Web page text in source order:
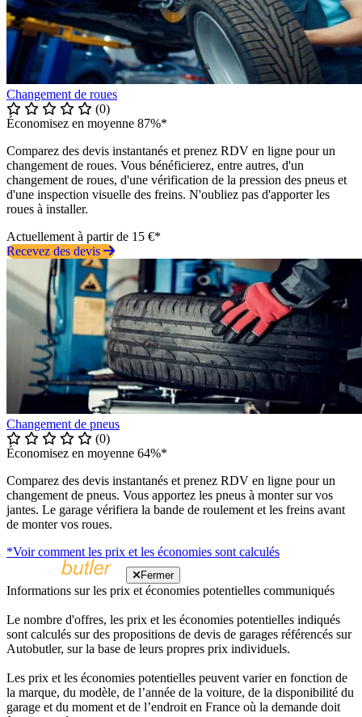
Changement de roues
(0)
Économisez en moyenne 87%*
Comparez des devis instantanés et prenez RDV en ligne pour un
changement de roues. Vous bénéficierez, entre autres, d'un
changement de roues, d'une vérification de la pression des pneus et
d'une inspection visuelle des freins. N'oubliez pas d'apporter les
roues à installer.
Actuellement à partir de 15 €*
Recevez des devis
Changement de pneus
(0)
Économisez en moyenne 64%*
Comparez des devis instantanés et prenez RDV en ligne pour un
changement de pneus. Vous apportez les pneus à monter sur vos
jantes. Le garage vérifiera la bande de roulement et les freins avant
de monter vos roues.
*Voir comment les prix et les économies sont calculés
Fermer
Informations sur les prix et économies potentielles communiqués
Le nombre d'offres, les prix et les économies potentielles indiqués
sont calculés sur des propositions de devis de garages référencés sur
Autobutler, sur la base de leurs propres prix individuels.
Les prix et les économies potentielles peuvent varier en fonction de
la marque, du modèle, de l’année de la voiture, de la disponibilité du
garage et du moment et de l’endroit en France où la demande doit